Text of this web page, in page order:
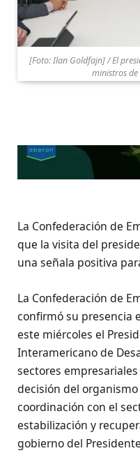
[Foto: Ilan Goldfajn] / El
ministros
La Confederación de
que la visita del
una señala positiva
La Confederación de
confirmó su presencia
este miércoles el
Interamericano de
sectores
decisión del
coordinación con el
estabilización y
gobierno del